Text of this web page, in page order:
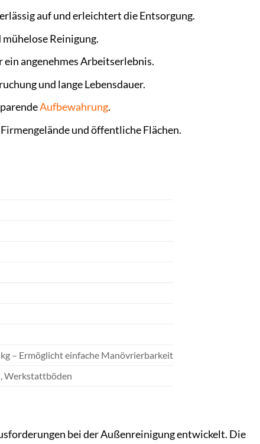
auf und erleichtert die Entsorgung.
Reinigung.
angenehmes Arbeitserlebnis.
und lange Lebensdauer.
Aufbewahrung.
und öffentliche Flächen.
– Ermöglicht einfache Manövrierbarkeit
Werkstattböden
bei der Außenreinigung entwickelt. Die